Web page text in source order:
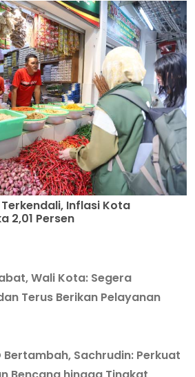
Inflasi Kota
2,01 Persen
Wali Kota: Segera
Terus Berikan Pelayanan
Bertambah, Sachrudin: Perkuat